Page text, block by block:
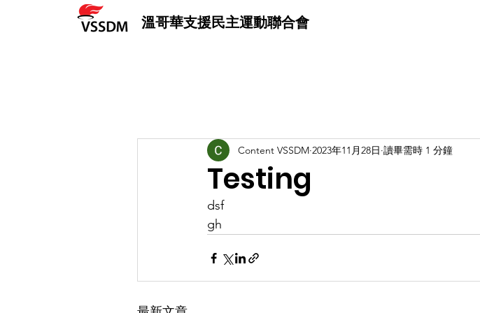
溫哥華支援民主運動聯合會
Testing
Content VSSDM 2023年11月28日 讀畢需時 1 分鐘
dsf
gh